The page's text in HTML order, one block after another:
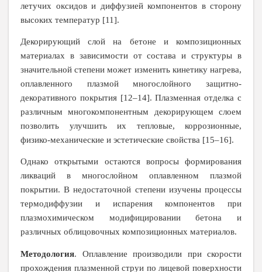
летучих оксидов и диффузией компонентов в сторону
высоких температур [11].
Декорирующий слой на бетоне и композиционных
материалах в зависимости от состава и структуры в
значительной степени может изменить кинетику нагрева,
оплавленного плазмой многослойного защитно-
декоративного покрытия [12–14]. Плазменная отделка с
различным многокомпонентным декорирующем слоем
позволить улучшить их тепловые, коррозионные,
физико-механические и эстетические свойства [15–16].
Однако открытыми остаются вопросы формирования
ликваций в многослойном оплавленном плазмой
покрытии. В недостаточной степени изучены процессы
термодиффузии и испарения компонентов при
плазмохимическом модифицировании бетона и
различных облицовочных композиционных материалов.
Методология. Оплавление производили при скорости
прохождения плазменной струи по лицевой поверхности